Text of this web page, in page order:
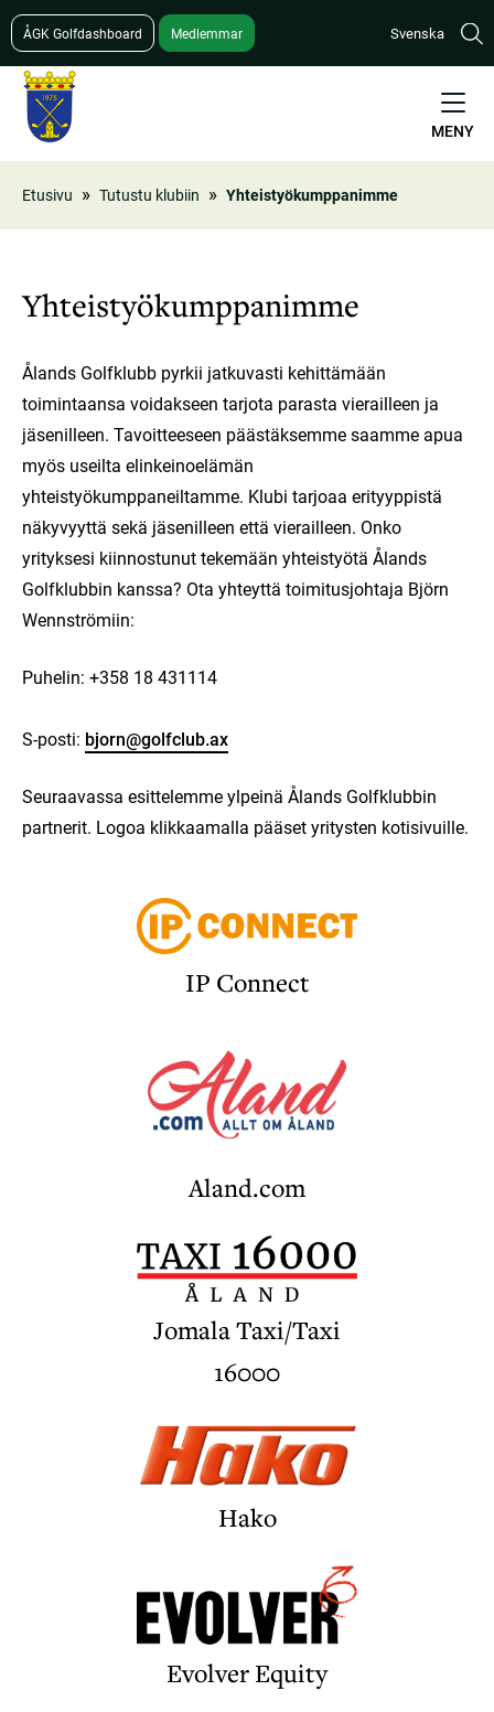
Hyppää
pääsisältöön
ÅGK Golfdashboard Medlemmar Svenska
MENY
Etusivu Tutustu klubiin Yhteistyökumppanimme
Yhteistyökumppanimme
Ålands Golfklubb pyrkii jatkuvasti kehittämään
toimintaansa voidakseen tarjota parasta vierailleen ja
jäsenilleen. Tavoitteeseen päästäksemme saamme apua
myös useilta elinkeinoelämän
yhteistyökumppaneiltamme. Klubi tarjoaa erityyppistä
näkyvyyttä sekä jäsenilleen että vierailleen. Onko
yrityksesi kiinnostunut tekemään yhteistyötä Ålands
Golfklubbin kanssa? Ota yhteyttä toimitusjohtaja Björn
Wennströmiin:
Puhelin: +358 18 431114
S-posti: bjorn@golfclub.ax
Seuraavassa esittelemme ylpeinä Ålands Golfklubbin
partnerit. Logoa klikkaamalla pääset yritysten kotisivuille.
IP Connect
Aland.com
Jomala Taxi/Taxi
16000
Hako
Evolver Equity